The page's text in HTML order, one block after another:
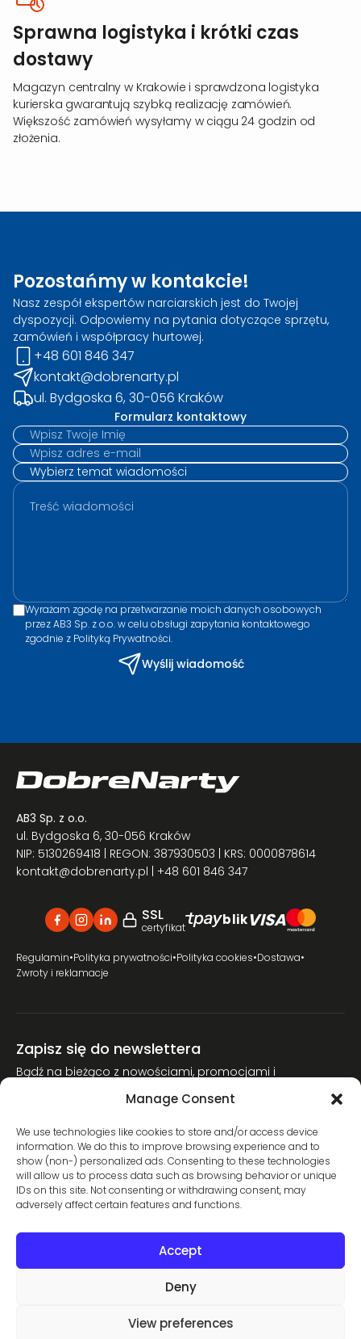
Manage Consent
We use technologies like cookies to store and/or access device
information. We do this to improve browsing experience and to
show (non-) personalized ads. Consenting to these technologies
will allow us to process data such as browsing behavior or unique
IDs on this site. Not consenting or withdrawing consent, may
adversely affect certain features and functions.
Accept
Deny
View preferences
Sprawna logistyka i krótki czas
dostawy
Magazyn centralny w Krakowie i sprawdzona logistyka
kurierska gwarantują szybką realizację zamówień.
Większość zamówień wysyłamy w ciągu 24 godzin od
złożenia.
Pozostańmy w kontakcie!
Nasz zespół ekspertów narciarskich jest do Twojej
dyspozycji. Odpowiemy na pytania dotyczące sprzętu,
zamówień i współpracy hurtowej.
+48 601 846 347
kontakt@dobrenarty.pl
ul. Bydgoska 6, 30-056 Kraków
Formularz kontaktowy
Wyrażam zgodę na przetwarzanie moich danych osobowych
przez AB3 Sp. z o.o. w celu obsługi zapytania kontaktowego
zgodnie z Polityką Prywatności.
Wyślij wiadomość
AB3 Sp. z o.o.
ul. Bydgoska 6, 30-056 Kraków
NIP: 5130269418 | REGON: 387930503 | KRS: 0000878614
kontakt@dobrenarty.pl | +48 601 846 347
SSL
certyfikat blikVISA
Regulamin•Polityka prywatności•Polityka cookies•Dostawa•
Zwroty i reklamacje
Zapisz się do newslettera
Bądź na bieżąco z nowościami, promocjami i
Dołącz do naszej społeczności miłośników nart.
Wyrażam zgodę na przetwarzanie moich danych osobowych w
celu wysyłki newslettera zgodnie z Polityką Prywatności. Zgodę
Zapisz się
Copyright © 2026 All rights reserved. Powered by